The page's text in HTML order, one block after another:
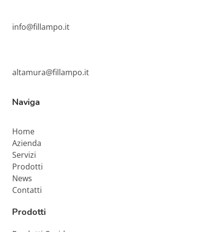
info@fillampo.it
altamura@fillampo.it
Naviga
Home
Azienda
Servizi
Prodotti
News
Contatti
Prodotti